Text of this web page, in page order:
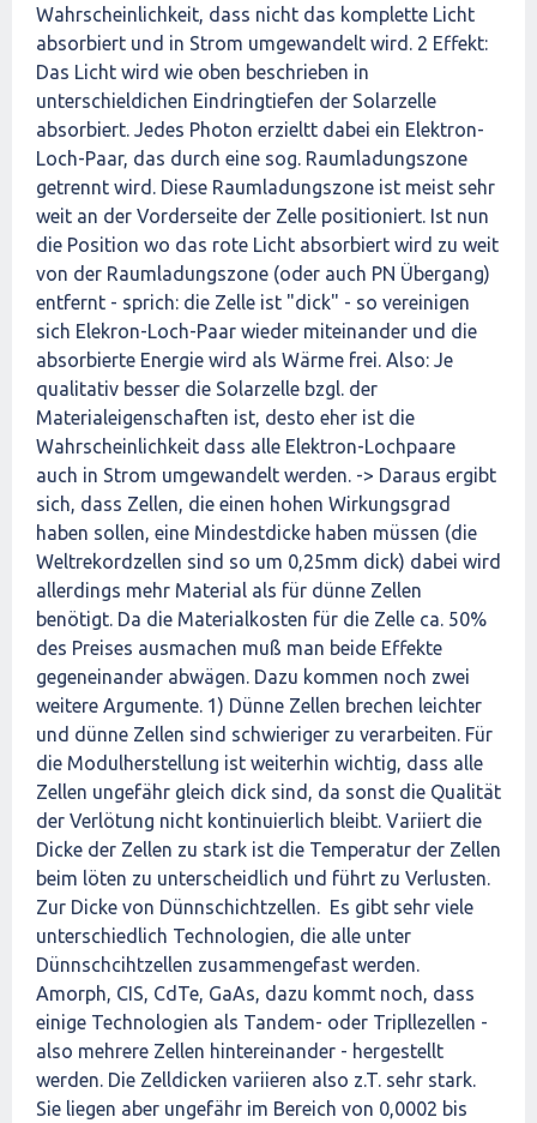
Wahrscheinlichkeit, dass nicht das komplette Licht
absorbiert und in Strom umgewandelt wird. 2 Effekt:
Das Licht wird wie oben beschrieben in
unterschieldichen Eindringtiefen der Solarzelle
absorbiert. Jedes Photon erzieltt dabei ein Elektron-
Loch-Paar, das durch eine sog. Raumladungszone
getrennt wird. Diese Raumladungszone ist meist sehr
weit an der Vorderseite der Zelle positioniert. Ist nun
die Position wo das rote Licht absorbiert wird zu weit
von der Raumladungszone (oder auch PN Übergang)
entfernt - sprich: die Zelle ist "dick" - so vereinigen
sich Elekron-Loch-Paar wieder miteinander und die
absorbierte Energie wird als Wärme frei. Also: Je
qualitativ besser die Solarzelle bzgl. der
Materialeigenschaften ist, desto eher ist die
Wahrscheinlichkeit dass alle Elektron-Lochpaare
auch in Strom umgewandelt werden. -> Daraus ergibt
sich, dass Zellen, die einen hohen Wirkungsgrad
haben sollen, eine Mindestdicke haben müssen (die
Weltrekordzellen sind so um 0,25mm dick) dabei wird
allerdings mehr Material als für dünne Zellen
benötigt. Da die Materialkosten für die Zelle ca. 50%
des Preises ausmachen muß man beide Effekte
gegeneinander abwägen. Dazu kommen noch zwei
weitere Argumente. 1) Dünne Zellen brechen leichter
und dünne Zellen sind schwieriger zu verarbeiten. Für
die Modulherstellung ist weiterhin wichtig, dass alle
Zellen ungefähr gleich dick sind, da sonst die Qualität
der Verlötung nicht kontinuierlich bleibt. Variiert die
Dicke der Zellen zu stark ist die Temperatur der Zellen
beim löten zu unterscheidlich und führt zu Verlusten.
Zur Dicke von Dünnschichtzellen. Es gibt sehr viele
unterschiedlich Technologien, die alle unter
Dünnschcihtzellen zusammengefast werden.
Amorph, CIS, CdTe, GaAs, dazu kommt noch, dass
einige Technologien als Tandem- oder Tripllezellen -
also mehrere Zellen hintereinander - hergestellt
werden. Die Zelldicken variieren also z.T. sehr stark.
Sie liegen aber ungefähr im Bereich von 0,0002 bis